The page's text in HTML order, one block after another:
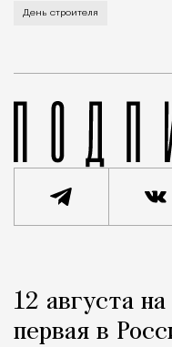
В этом году
День строителя
Город
12 августа
первая в